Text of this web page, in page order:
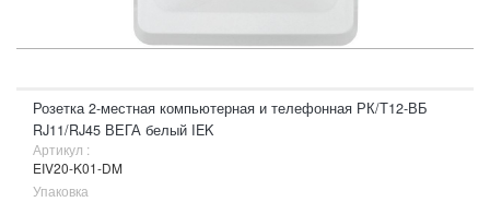
Розетка 2-местная компьютерная и телефонная РК/Т12-ВБ
RJ11/RJ45 ВЕГА белый IEK
Артикул :
EIV20-K01-DM
Упаковка